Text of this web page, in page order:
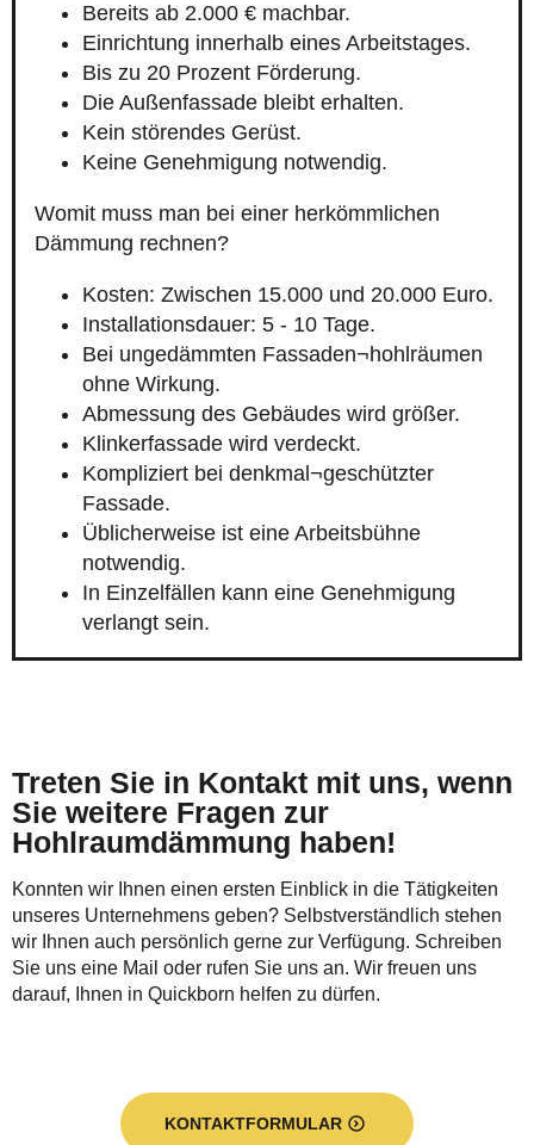
Bereits ab 2.000 € machbar.
Einrichtung innerhalb eines Arbeitstages.
Bis zu 20 Prozent Förderung.
Die Außenfassade bleibt erhalten.
Kein störendes Gerüst.
Keine Genehmigung notwendig.
Womit muss man bei einer herkömmlichen
Dämmung rechnen?
Kosten: Zwischen 15.000 und 20.000 Euro.
Installationsdauer: 5 - 10 Tage.
Bei ungedämmten Fassaden¬hohlräumen
ohne Wirkung.
Abmessung des Gebäudes wird größer.
Klinkerfassade wird verdeckt.
Kompliziert bei denkmal¬geschützter
Fassade.
Üblicherweise ist eine Arbeitsbühne
notwendig.
In Einzelfällen kann eine Genehmigung
verlangt sein.
Treten Sie in Kontakt mit uns, wenn
Sie weitere Fragen zur
Hohlraumdämmung haben!
Konnten wir Ihnen einen ersten Einblick in die Tätigkeiten
unseres Unternehmens geben? Selbstverständlich stehen
wir Ihnen auch persönlich gerne zur Verfügung. Schreiben
Sie uns eine Mail oder rufen Sie uns an. Wir freuen uns
darauf, Ihnen in Quickborn helfen zu dürfen.
KONTAKTFORMULAR